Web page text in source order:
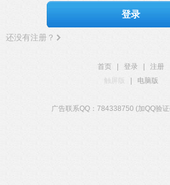
登录
还没有注册？
首页 登录
注册
触屏版
电脑版
广告联系QQ：784338750 (加QQ验